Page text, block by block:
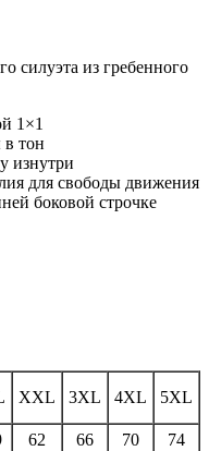
силуэта из гребенного
1×1
тон
изнутри
для свободы движения
боковой строчке
XXL 3XL 4XL 5XL
62 66 70
74